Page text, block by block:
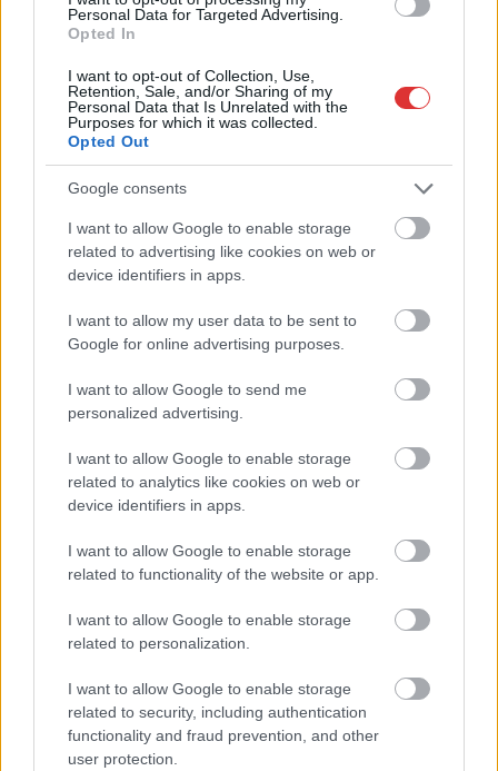
Personal Data for Targeted Advertising.
Opted In
I want to opt-out of Collection, Use,
Retention, Sale, and/or Sharing of my
Personal Data that Is Unrelated with the
Purposes for which it was collected.
Opted Out
Google consents
I want to allow Google to enable storage
related to advertising like cookies on web or
device identifiers in apps.
I want to allow my user data to be sent to
Google for online advertising purposes.
I want to allow Google to send me
personalized advertising.
I want to allow Google to enable storage
related to analytics like cookies on web or
device identifiers in apps.
I want to allow Google to enable storage
related to functionality of the website or app.
I want to allow Google to enable storage
related to personalization.
I want to allow Google to enable storage
related to security, including authentication
functionality and fraud prevention, and other
user protection.
Adja meg keresztnevét:
Megismertem és elfogadom aGDPR-szabályzatot
Nem szeretne lemaradni semmiről? Csak egy kattintás, és hírlevelünk a
legfrissebb információkkal és exkluzív tartalmakkal hétről hétre
postaládájába érkezik!
A SZOL24 legfrissebb 24 cikke
Drágább lett Magyarország, de vajon jobb is? – kemény kritika